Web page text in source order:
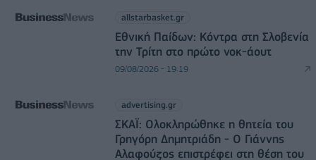
allstarbasket.gr
Εθνική Παίδων: Κόντρα στη Σλοβενία
την Τρίτη στο πρώτο νοκ-άουτ
09/08/2026 - 19:19
advertising.gr
ΣΚΑΪ: Ολοκληρώθηκε η θητεία του
Γρηγόρη Δημητριάδη - Ο Γιάννης
Αλαφούζος επιστρέφει στη θέση του